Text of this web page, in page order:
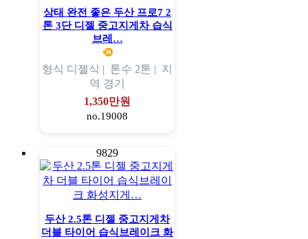
상태 완전 좋은 두산 프로7 2
톤 3단 디젤 중고지게차 습식
브레…
형식 디젤식 | 톤수 2톤 | 지
역 경기
1,350만원
no.19008
9829
두산 2.5톤 디젤 중고지게차
더블 타이어 습식브레이크 화